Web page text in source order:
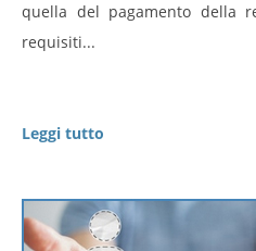
quella del pagamento della
requisiti...
Leggi tutto